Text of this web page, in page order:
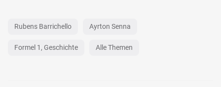
Rubens Barrichello Ayrton Senna
Formel 1, Geschichte Alle Themen